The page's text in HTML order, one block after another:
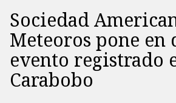
Sociedad
Meteoros pone en
evento registrado
Carabobo